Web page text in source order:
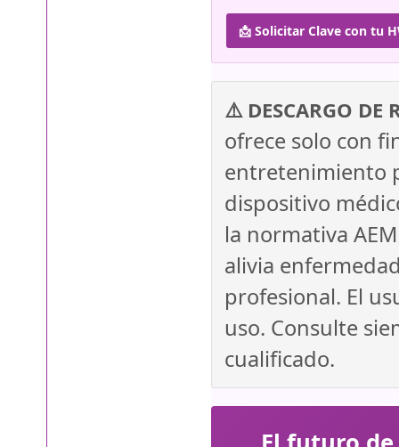
📩 Solicitar Clave con tu
⚠️ DESCARGO DE
ofrece solo con
entretenimiento
dispositivo
la normativa
alivia
profesional. El
uso. Consulte
cualificado.